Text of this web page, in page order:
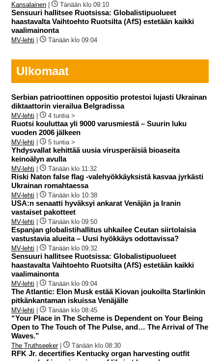
Kansalainen Tänään klo 09:10
Sensuuri hallitsee Ruotsissa: Globalistipuolueet
haastavalta Vaihtoehto Ruotsilta (AfS) estetään kaikki
vaalimainonta
MV-lehti Tänään klo 09:04
Ulkomaat
Serbian patrioottinen oppositio protestoi lujasti Ukrainan
diktaattorin vierailua Belgradissa
MV-lehti | 4 tuntia >
Ruotsi kouluttaa yli 9000 varusmiestä – Suurin luku
vuoden 2006 jälkeen
MV-lehti | 5 tuntia >
Yhdysvallat kehittää uusia virusperäisiä bioaseita
keinoälyn avulla
MV-lehti | Tänään klo 11:32
Riski Naton false flag -valehyökkäyksistä kasvaa jyrkästi
Ukrainan romahtaessa
MV-lehti | Tänään klo 10:38
USA:n senaatti hyväksyi ankarat Venäjän ja Iranin
vastaiset pakotteet
MV-lehti | Tänään klo 09:50
Espanjan globalistihallitus uhkailee Ceutan siirtolaisia
vastustavia alueita – Uusi hyökkäys odottavissa?
MV-lehti | Tänään klo 09:32
Sensuuri hallitsee Ruotsissa: Globalistipuolueet
haastavalta Vaihtoehto Ruotsilta (AfS) estetään kaikki
vaalimainonta
MV-lehti | Tänään klo 09:04
The Atlantic: Elon Musk estää Kiovan joukoilta Starlinkin
pitkänkantaman iskuissa Venäjälle
MV-lehti | Tänään klo 08:45
“Your Place in The Scheme is Dependent on Your Being
Open to The Touch of The Pulse, and… The Arrival of The
Waves.”
The Truthseeker| Tänään klo 08:30
RFK Jr. decertifies Kentucky organ harvesting outfit